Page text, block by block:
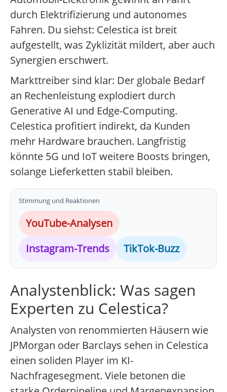
durch Elektrifizierung und autonomes
Fahren. Du siehst: Celestica ist breit
aufgestellt, was Zyklizität mildert, aber auch
Synergien erschwert.
Markttreiber sind klar: Der globale Bedarf
an Rechenleistung explodiert durch
Generative AI und Edge-Computing.
Celestica profitiert indirekt, da Kunden
mehr Hardware brauchen. Langfristig
könnte 5G und IoT weitere Boosts bringen,
solange Lieferketten stabil bleiben.
Stimmung und Reaktionen
YouTube-Analysen
Instagram-Trends
TikTok-Buzz
Analystenblick: Was sagen
Experten zu Celestica?
Analysten von renommierten Häusern wie
JPMorgan oder Barclays sehen in Celestica
einen soliden Player im KI-
Nachfragesegment. Viele betonen die